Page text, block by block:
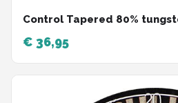
Control Tapered 80%
€ 36,95